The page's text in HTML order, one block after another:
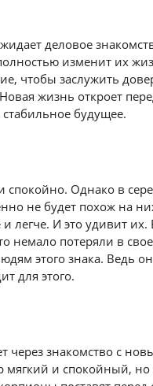
деловое
изменит их
чтобы заслужить
жизнь откроет
будущее.
Однако в
не будет похож на
легче. И это удивит их.
немало потеряли в
этого знака. Ведь
для этого.
через знакомство с
мягкий и спокойный,